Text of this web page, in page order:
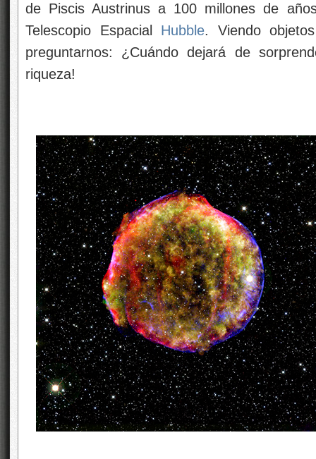
de Piscis Austrinus a 100 millones de
Telescopio Espacial Hubble. Viendo
preguntarnos: ¿Cuándo dejará de
riqueza!